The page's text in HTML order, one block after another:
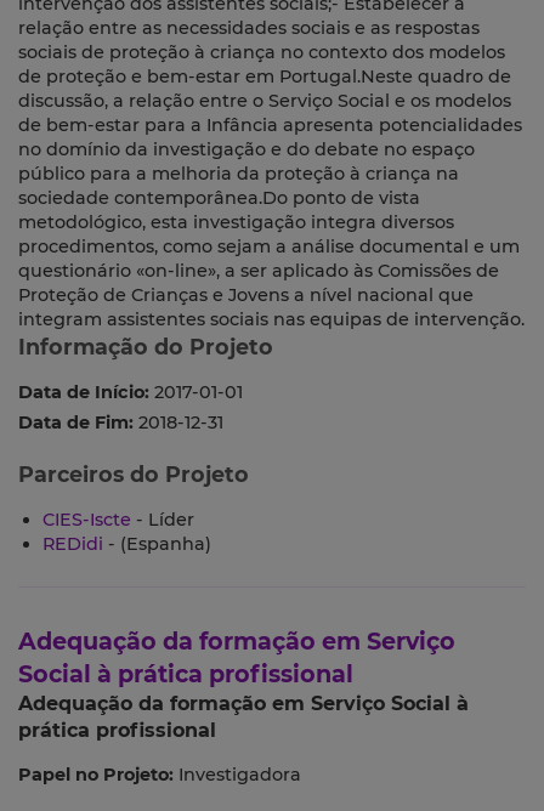
relação entre as necessidades sociais e as respostas
sociais de proteção à criança no contexto dos modelos
de proteção e bem-estar em Portugal.Neste quadro de
discussão, a relação entre o Serviço Social e os modelos
de bem-estar para a Infância apresenta potencialidades
no domínio da investigação e do debate no espaço
público para a melhoria da proteção à criança na
sociedade contemporânea.Do ponto de vista
metodológico, esta investigação integra diversos
procedimentos, como sejam a análise documental e um
questionário «on-line», a ser aplicado às Comissões de
Proteção de Crianças e Jovens a nível nacional que
integram assistentes sociais nas equipas de intervenção.
Informação do Projeto
Data de Início: 2017-01-01
Data de Fim: 2018-12-31
Parceiros do Projeto
CIES-Iscte - Líder
REDidi - (Espanha)
Adequação da formação em Serviço
Social à prática profissional
Adequação da formação em Serviço Social à
prática profissional
Papel no Projeto: Investigadora